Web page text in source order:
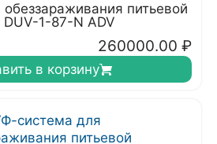
питьевой
1-87-N ADV
260000.00 ₽
в корзину